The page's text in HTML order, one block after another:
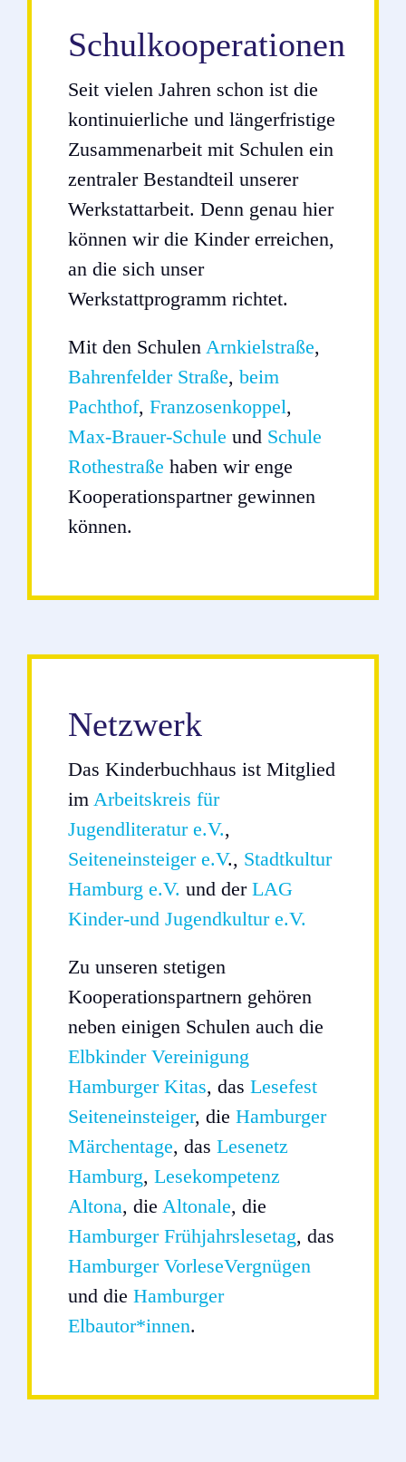
Schulkooperationen
Seit vielen Jahren schon ist die
kontinuierliche und längerfristige
Zusammenarbeit mit Schulen ein
zentraler Bestandteil unserer
Werkstattarbeit. Denn genau hier
können wir die Kinder erreichen,
an die sich unser
Werkstattprogramm richtet.
Mit den Schulen Arnkielstraße,
Bahrenfelder Straße, beim
Pachthof, Franzosenkoppel,
Max-Brauer-Schule und Schule
Rothestraße haben wir enge
Kooperationspartner gewinnen
können.
Netzwerk
Das Kinderbuchhaus ist Mitglied
im Arbeitskreis für
Jugendliteratur e.V.,
Seiteneinsteiger e.V., Stadtkultur
Hamburg e.V. und der LAG
Kinder-und Jugendkultur e.V.
Zu unseren stetigen
Kooperationspartnern gehören
neben einigen Schulen auch die
Elbkinder Vereinigung
Hamburger Kitas, das Lesefest
Seiteneinsteiger, die Hamburger
Märchentage, das Lesenetz
Hamburg, Lesekompetenz
Altona, die Altonale, die
Hamburger Frühjahrslesetag, das
Hamburger VorleseVergnügen
und die Hamburger
Elbautor*innen.